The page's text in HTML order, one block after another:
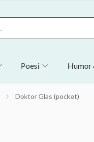
Poesi Humor
Doktor Glas (pocket)